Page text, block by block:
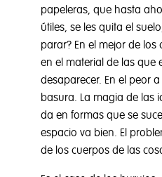
papeleras, que hasta
útiles, se les quita el
parar? En el mejor de
en el material de las que
desaparecer. En el peor
basura. La magia de las
da en formas que se
espacio va bien. El
de los cuerpos de las